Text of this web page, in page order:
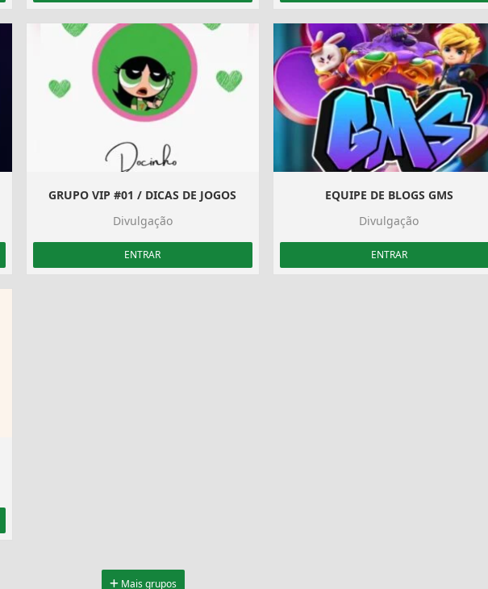
GRUPO VIP #01 / DICAS DE JOGOS
Divulgação
ENTRAR
EQUIPE DE BLOGS GMS
Divulgação
ENTRAR
Mais grupos